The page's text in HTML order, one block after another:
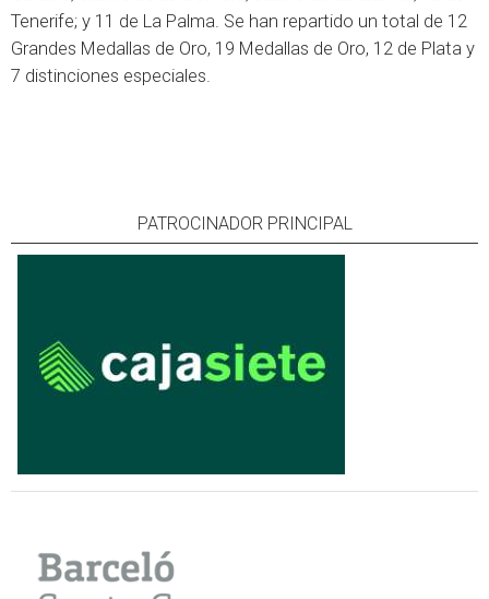
Tenerife; y 11 de La Palma. Se han repartido un total de 12
Grandes Medallas de Oro, 19 Medallas de Oro, 12 de Plata y
7 distinciones especiales.
PATROCINADOR PRINCIPAL